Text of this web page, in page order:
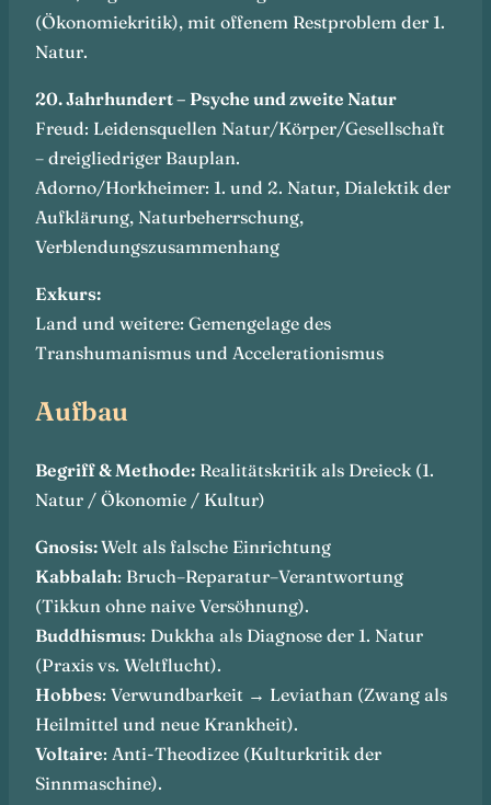
(Ökonomiekritik), mit offenem Restproblem der 1.
Natur.
20. Jahrhundert – Psyche und zweite Natur
Freud: Leidensquellen Natur/Körper/Gesellschaft
– dreigliedriger Bauplan.
Adorno/Horkheimer: 1. und 2. Natur, Dialektik der
Aufklärung, Naturbeherrschung,
Verblendungszusammenhang
Exkurs:
Land und weitere: Gemengelage des
Transhumanismus und Accelerationismus
Aufbau
Begriff & Methode: Realitätskritik als Dreieck (1.
Natur / Ökonomie / Kultur)
Gnosis:Welt als falsche Einrichtung
Kabbalah: Bruch–Reparatur–Verantwortung
(Tikkun ohne naive Versöhnung).
Buddhismus: Dukkha als Diagnose der 1. Natur
(Praxis vs. Weltflucht).
Hobbes: Verwundbarkeit → Leviathan (Zwang als
Heilmittel und neue Krankheit).
Voltaire: Anti-Theodizee (Kulturkritik der
Sinnmaschine).